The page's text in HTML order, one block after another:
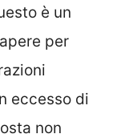
è un
per
eccesso di
non